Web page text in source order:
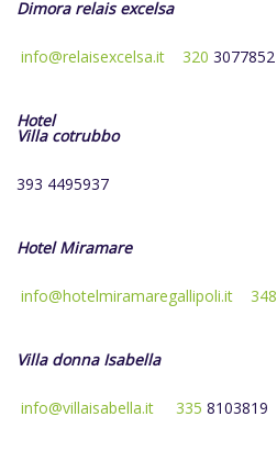
Dimora relais excelsa
info@relaisexcelsa.it 320 3077852
Hotel
Villa cotrubbo
393 4495937
Hotel Miramare
info@hotelmiramaregallipoli.it 348
Villa donna Isabella
info@villaisabella.it 335 8103819